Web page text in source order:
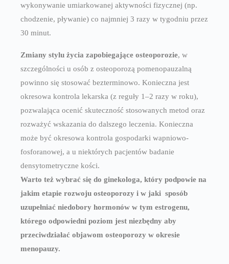
wykonywanie umiarkowanej aktywności fizycznej (np.
chodzenie, pływanie) co najmniej 3 razy w tygodniu przez
30 minut.
Zmiany stylu życia zapobiegające osteoporozie, w
szczególności u osób z osteoporozą pomenopauzalną
powinno się stosować bezterminowo. Konieczna jest
okresowa kontrola lekarska (z reguły 1–2 razy w roku),
pozwalająca ocenić skuteczność stosowanych metod oraz
rozważyć wskazania do dalszego leczenia. Konieczna
może być okresowa kontrola gospodarki wapniowo-
fosforanowej, a u niektórych pacjentów badanie
densytometryczne kości.
Warto też wybrać się do ginekologa, który podpowie na
jakim etapie rozwoju osteoporozy i w jaki sposób
uzupełniać niedobory hormonów w tym estrogenu,
którego odpowiedni poziom jest niezbędny aby
przeciwdziałać objawom osteoporozy w okresie
menopauzy.